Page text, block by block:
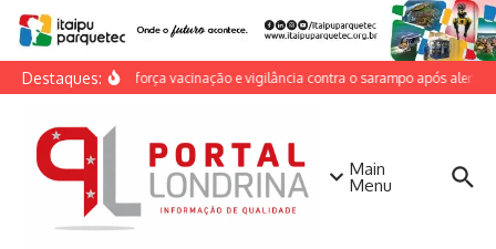
Ir para o conteúdo
Destaques:Cambé reforça vacinação e vigilância contra o sarampo após alerta
Main
Menu